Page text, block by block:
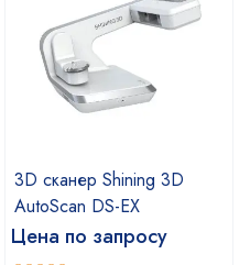
3D сканер Shining 3D
AutoScan DS-EX
Цена по запросу